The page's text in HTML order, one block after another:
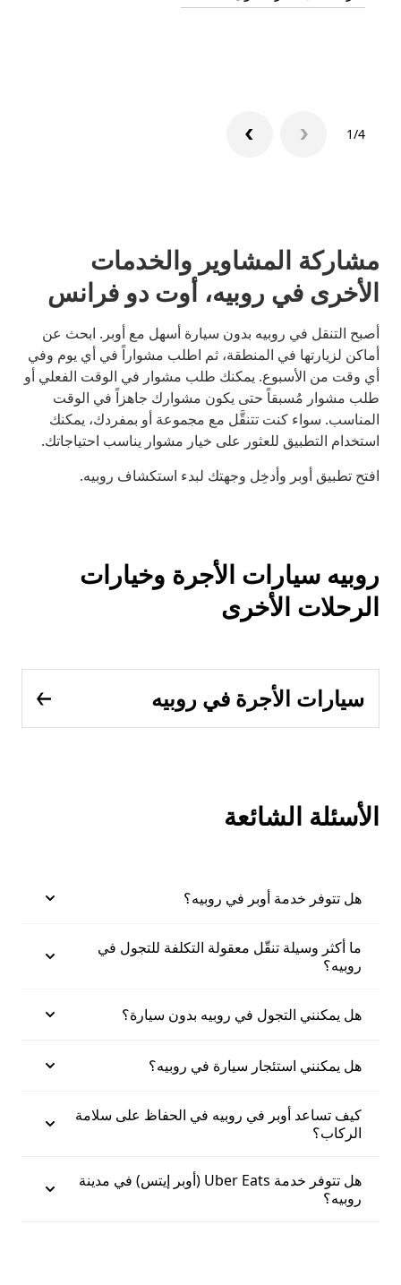
1/4
مشاركة المشاوير والخدمات
الأخرى في روبيه، أوت دو فرانس
أصبح التنقل في روبيه بدون سيارة أسهل مع أوبر. ابحث عن
أماكن لزيارتها في المنطقة، ثم اطلب مشواراً في أي يوم وفي
أي وقت من الأسبوع. يمكنك طلب مشوار في الوقت الفعلي أو
طلب مشوار مُسبقاً حتى يكون مشوارك جاهزاً في الوقت
المناسب. سواء كنت تتنقَّل مع مجموعة أو بمفردك، يمكنك
استخدام التطبيق للعثور على خيار مشوار يناسب احتياجاتك.
افتح تطبيق أوبر وأدخِل وجهتك لبدء استكشاف روبيه.
روبيه سيارات الأجرة وخيارات
الرحلات الأخرى
سيارات الأجرة في روبيه
الأسئلة الشائعة
هل تتوفر خدمة أوبر في روبيه؟
ما أكثر وسيلة تنقّل معقولة التكلفة للتجول في
روبيه؟
هل يمكنني التجول في روبيه بدون سيارة؟
هل يمكنني استئجار سيارة في روبيه؟
كيف تساعد أوبر في روبيه في الحفاظ على سلامة
الركاب؟
هل تتوفر خدمة Uber Eats (أوبر إيتس) في مدينة
روبيه؟